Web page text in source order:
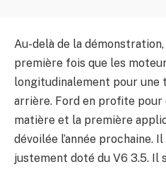
Au-delà de la
première fois que les
longitudinalement pour une
arrière. Ford en profite pour
matière et la première
dévoilée l’année prochaine. Il
justement doté du V6 3.5. Il